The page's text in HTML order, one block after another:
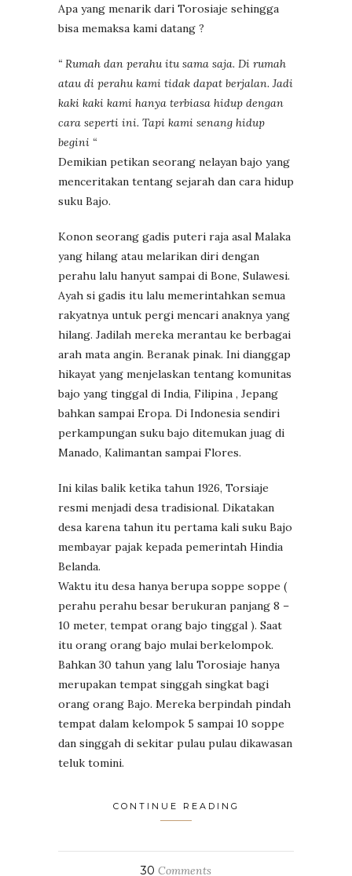
Apa yang menarik dari Torosiaje sehingga
bisa memaksa kami datang ?
“ Rumah dan perahu itu sama saja. Di rumah
atau di perahu kami tidak dapat berjalan. Jadi
kaki kaki kami hanya terbiasa hidup dengan
cara seperti ini. Tapi kami senang hidup
begini “
Demikian petikan seorang nelayan bajo yang
menceritakan tentang sejarah dan cara hidup
suku Bajo.
Konon seorang gadis puteri raja asal Malaka
yang hilang atau melarikan diri dengan
perahu lalu hanyut sampai di Bone, Sulawesi.
Ayah si gadis itu lalu memerintahkan semua
rakyatnya untuk pergi mencari anaknya yang
hilang. Jadilah mereka merantau ke berbagai
arah mata angin. Beranak pinak. Ini dianggap
hikayat yang menjelaskan tentang komunitas
bajo yang tinggal di India, Filipina , Jepang
bahkan sampai Eropa. Di Indonesia sendiri
perkampungan suku bajo ditemukan juag di
Manado, Kalimantan sampai Flores.
Ini kilas balik ketika tahun 1926, Torsiaje
resmi menjadi desa tradisional. Dikatakan
desa karena tahun itu pertama kali suku Bajo
membayar pajak kepada pemerintah Hindia
Belanda.
Waktu itu desa hanya berupa soppe soppe (
perahu perahu besar berukuran panjang 8 –
10 meter, tempat orang bajo tinggal ). Saat
itu orang orang bajo mulai berkelompok.
Bahkan 30 tahun yang lalu Torosiaje hanya
merupakan tempat singgah singkat bagi
orang orang Bajo. Mereka berpindah pindah
tempat dalam kelompok 5 sampai 10 soppe
dan singgah di sekitar pulau pulau dikawasan
teluk tomini.
CONTINUE READING
30 Comments